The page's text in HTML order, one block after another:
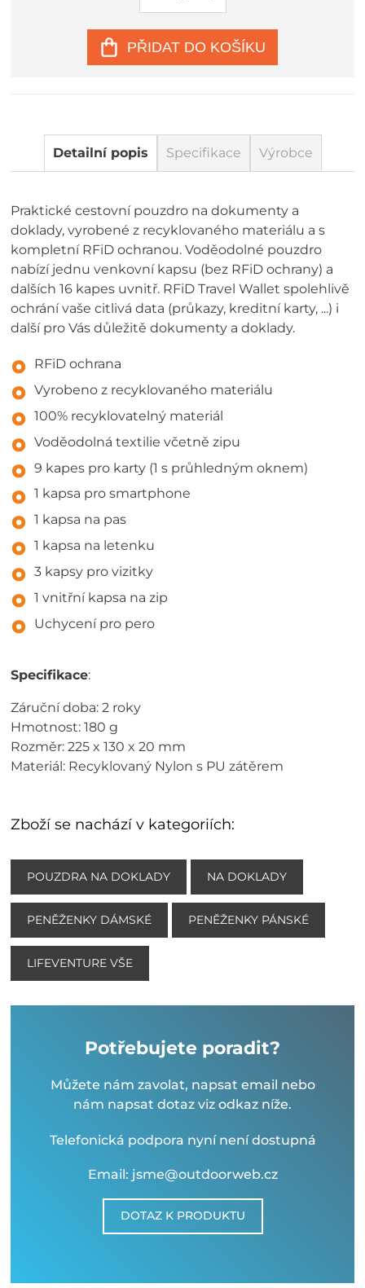
PŘIDAT DO KOŠÍKU
Detailní popis Specifikace Výrobce
Praktické cestovní pouzdro na dokumenty a
doklady, vyrobené z recyklovaného materiálu a s
kompletní RFiD ochranou. Voděodolné pouzdro
nabízí jednu venkovní kapsu (bez RFiD ochrany) a
dalších 16 kapes uvnitř. RFiD Travel Wallet spolehlivě
ochrání vaše citlivá data (průkazy, kreditní karty, ...) i
další pro Vás důležitě dokumenty a doklady.
RFiD ochrana
Vyrobeno z recyklovaného materiálu
100% recyklovatelný materiál
Voděodolná textilie včetně zipu
9 kapes pro karty (1 s průhledným oknem)
1 kapsa pro smartphone
1 kapsa na pas
1 kapsa na letenku
3 kapsy pro vizitky
1 vnitřní kapsa na zip
Uchycení pro pero
Specifikace:
Záruční doba: 2 roky
Hmotnost: 180 g
Rozměr: 225 x 130 x 20 mm
Materiál: Recyklovaný Nylon s PU zátěrem
Zboží se nachází v kategoriích:
POUZDRA NA DOKLADY NA DOKLADY
PENĚŽENKY DÁMSKÉ PENĚŽENKY PÁNSKÉ
LIFEVENTURE VŠE
Potřebujete poradit?
Můžete nám zavolat, napsat email nebo
nám napsat dotaz viz odkaz níže.
Telefonická podpora nyní není dostupná
Email: jsme@outdoorweb.cz
DOTAZ K PRODUKTU